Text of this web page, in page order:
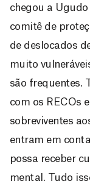
chegou a
comitê de
de deslocados
muito
são frequentes.
com os RECOs
sobreviventes
entram em
possa receber
mental. Tudo